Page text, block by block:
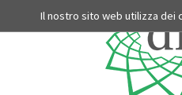
Il nostro sito web utilizza dei